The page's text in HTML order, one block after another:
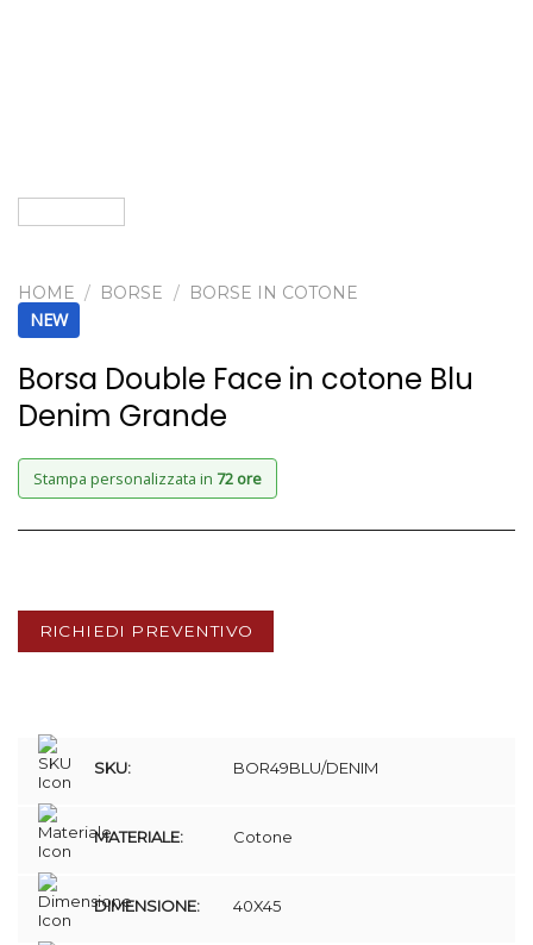
HOME / BORSE / BORSE IN COTONE
NEW
Borsa Double Face in cotone Blu
Denim Grande
Stampa personalizzata in 72 ore
RICHIEDI PREVENTIVO
SKU: BOR49BLU/DENIM
MATERIALE: Cotone
DIMENSIONE: 40X45